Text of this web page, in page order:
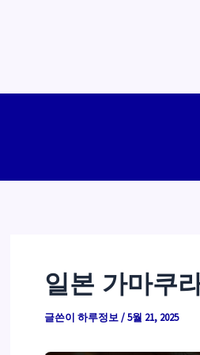
일본 가마쿠
글쓴이 하루정보/5월 21, 2025